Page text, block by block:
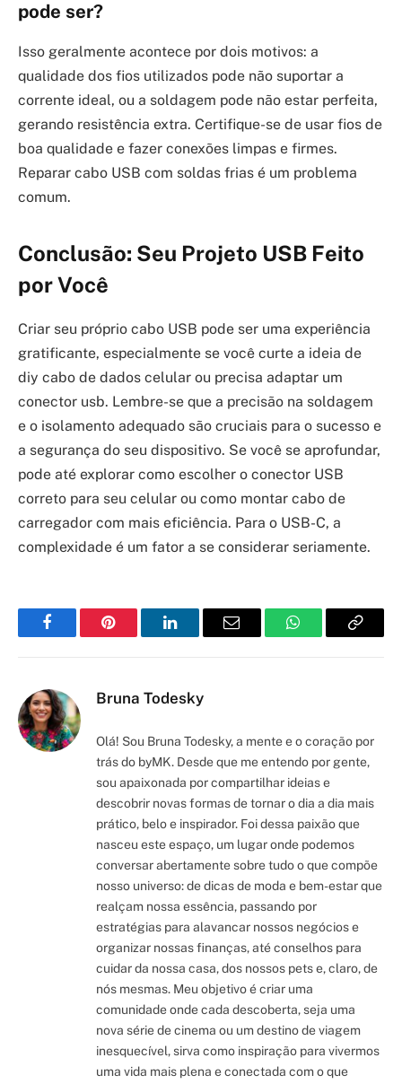
pode ser?
Isso geralmente acontece por dois motivos: a
qualidade dos fios utilizados pode não suportar a
corrente ideal, ou a soldagem pode não estar perfeita,
gerando resistência extra. Certifique-se de usar fios de
boa qualidade e fazer conexões limpas e firmes.
Reparar cabo USB com soldas frias é um problema
comum.
Conclusão: Seu Projeto USB Feito
por Você
Criar seu próprio cabo USB pode ser uma experiência
gratificante, especialmente se você curte a ideia de
diy cabo de dados celular ou precisa adaptar um
conector usb. Lembre-se que a precisão na soldagem
e o isolamento adequado são cruciais para o sucesso e
a segurança do seu dispositivo. Se você se aprofundar,
pode até explorar como escolher o conector USB
correto para seu celular ou como montar cabo de
carregador com mais eficiência. Para o USB-C, a
complexidade é um fator a se considerar seriamente.
FacebookPinterest LinkedInEmail WhatsAppCopy
Bruna Todesky
Olá! Sou Bruna Todesky, a mente e o coração por
trás do byMK. Desde que me entendo por gente,
sou apaixonada por compartilhar ideias e
descobrir novas formas de tornar o dia a dia mais
prático, belo e inspirador. Foi dessa paixão que
nasceu este espaço, um lugar onde podemos
conversar abertamente sobre tudo o que compõe
nosso universo: de dicas de moda e bem-estar que
realçam nossa essência, passando por
estratégias para alavancar nossos negócios e
organizar nossas finanças, até conselhos para
cuidar da nossa casa, dos nossos pets e, claro, de
nós mesmas. Meu objetivo é criar uma
comunidade onde cada descoberta, seja uma
nova série de cinema ou um destino de viagem
inesquecível, sirva como inspiração para vivermos
uma vida mais plena e conectada com o que